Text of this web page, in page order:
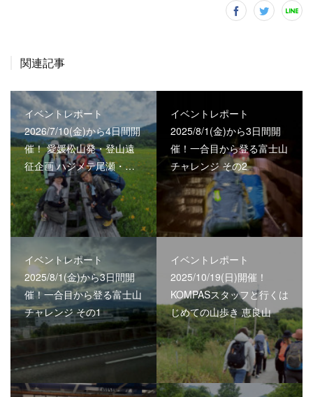
関連記事
イベントレポート
2026/7/10(金)から4日間開
催！ 愛媛松山発・登山遠
征企画 ハジメテ尾瀬・…
イベントレポート
2025/8/1(金)から3日間開
催！一合目から登る富士山
チャレンジ その2
イベントレポート
2025/8/1(金)から3日間開
催！一合目から登る富士山
チャレンジ その1
イベントレポート
2025/10/19(日)開催！
KOMPASスタッフと行くは
じめての山歩き 恵良山